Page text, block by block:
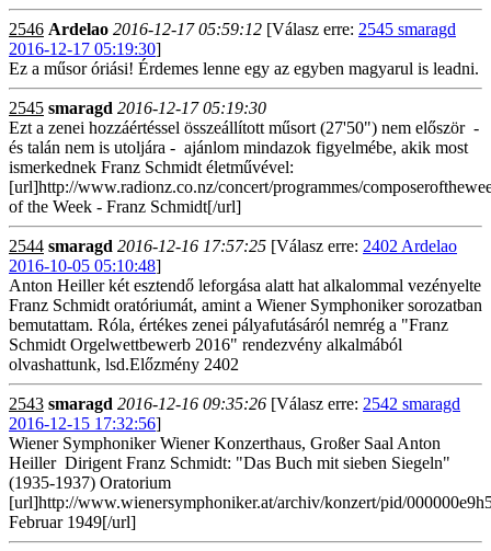
2546 Ardelao 2016-12-17 05:59:12 [Válasz erre: 2545 smaragd
2016-12-17 05:19:30]
Ez a műsor óriási! Érdemes lenne egy az egyben magyarul is leadni.
2545 smaragd 2016-12-17 05:19:30
Ezt a zenei hozzáértéssel összeállított műsort (27'50") nem először -
és talán nem is utoljára - ajánlom mindazok figyelmébe, akik most
ismerkednek Franz Schmidt életművével:
[url]http://www.radionz.co.nz/concert/programmes/
of the Week - Franz Schmidt[/url]
2544 smaragd 2016-12-16 17:57:25 [Válasz erre: 2402 Ardelao
2016-10-05 05:10:48]
Anton Heiller két esztendő leforgása alatt hat alkalommal vezényelte
Franz Schmidt oratóriumát, amint a Wiener Symphoniker sorozatban
bemutattam. Róla, értékes zenei pályafutásáról nemrég a "Franz
Schmidt Orgelwettbewerb 2016" rendezvény alkalmából
olvashattunk, lsd.Előzmény 2402
2543 smaragd 2016-12-16 09:35:26 [Válasz erre: 2542 smaragd
2016-12-15 17:32:56]
Wiener Symphoniker Wiener Konzerthaus, Großer Saal Anton
Heiller Dirigent Franz Schmidt: "Das Buch mit sieben Siegeln"
(1935-1937) Oratorium
[url]http://www.wienersymphoniker.at/archiv/konzert/pid/
Februar 1949[/url]